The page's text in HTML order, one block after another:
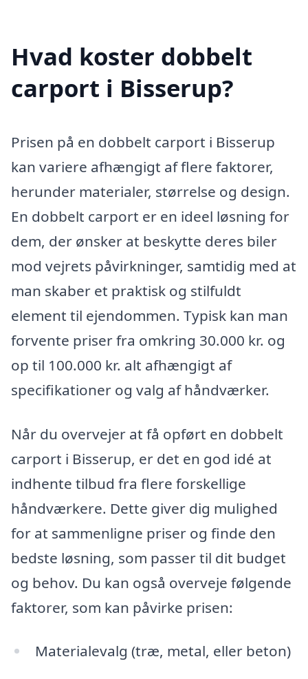
Hvad koster dobbelt
carport i Bisserup?
Prisen på en dobbelt carport i Bisserup
kan variere afhængigt af flere faktorer,
herunder materialer, størrelse og design.
En dobbelt carport er en ideel løsning for
dem, der ønsker at beskytte deres biler
mod vejrets påvirkninger, samtidig med at
man skaber et praktisk og stilfuldt
element til ejendommen. Typisk kan man
forvente priser fra omkring 30.000 kr. og
op til 100.000 kr. alt afhængigt af
specifikationer og valg af håndværker.
Når du overvejer at få opført en dobbelt
carport i Bisserup, er det en god idé at
indhente tilbud fra flere forskellige
håndværkere. Dette giver dig mulighed
for at sammenligne priser og finde den
bedste løsning, som passer til dit budget
og behov. Du kan også overveje følgende
faktorer, som kan påvirke prisen:
Materialevalg (træ, metal, eller beton)